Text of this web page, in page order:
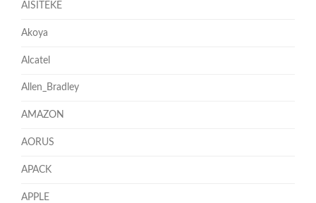
AISITEKE
Akoya
Alcatel
Allen_Bradley
AMAZON
AORUS
APACK
APPLE